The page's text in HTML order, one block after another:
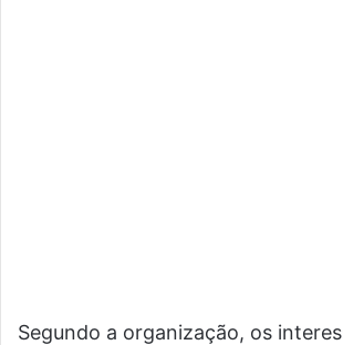
Segundo a organização, os